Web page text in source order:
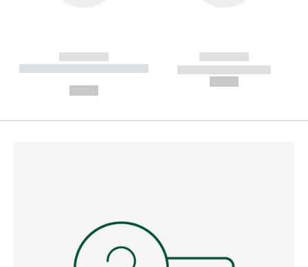
------------
----------- ----------- --------
------------
----------- -----------